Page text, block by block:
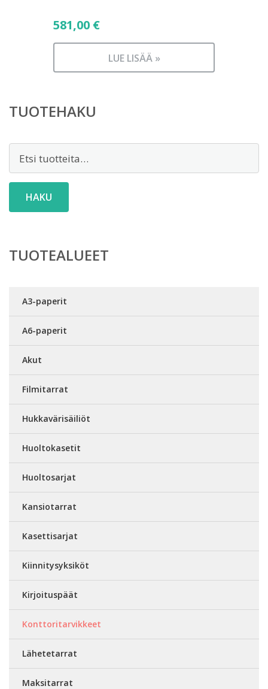
581,00 €
LUE LISÄÄ »
TUOTEHAKU
HAKU
TUOTEALUEET
A3-paperit
A6-paperit
Akut
Filmitarrat
Hukkavärisäiliöt
Huoltokasetit
Huoltosarjat
Kansiotarrat
Kasettisarjat
Kiinnitysyksiköt
Kirjoituspäät
Konttoritarvikkeet
Lähetetarrat
Maksitarrat